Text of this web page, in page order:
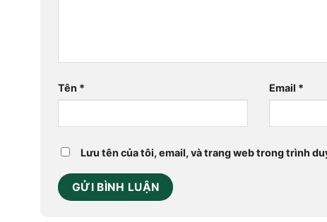
Tên * Email *
Lưu tên của tôi, email, và trang web trong trình